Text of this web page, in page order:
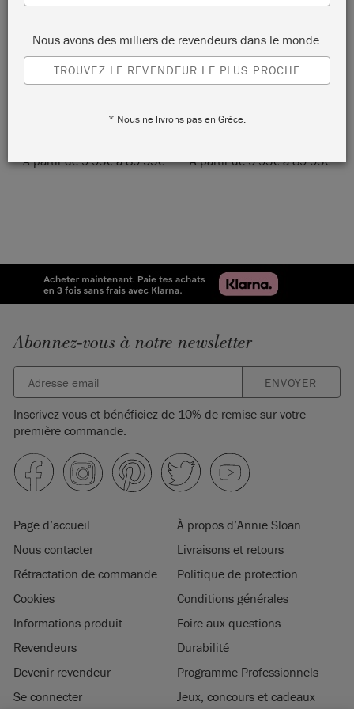
A partir de9.95€à89.95€ A partir de9.95€à89.95€
Abonnez-vous à notre newsletter
ENVOYER
Inscrivez-vous et bénéficiez de 10% de remise sur votre
première commande.
Page d’accueil
À propos d’Annie Sloan
Nous contacter
Livraisons et retours
Rétractation de commande
Politique de protection
Cookies
Conditions générales
Informations produit
Foire aux questions
Revendeurs
Durabilité
Devenir revendeur
Programme Professionnels
Se connecter
Jeux, concours et cadeaux
Nous avons des milliers de revendeurs dans le monde.
TROUVEZ LE REVENDEUR LE PLUS PROCHE
* Nous ne livrons pas en Grèce.